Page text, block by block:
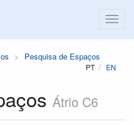
Pesquisa de Espaços
PT EN
Átrio C6